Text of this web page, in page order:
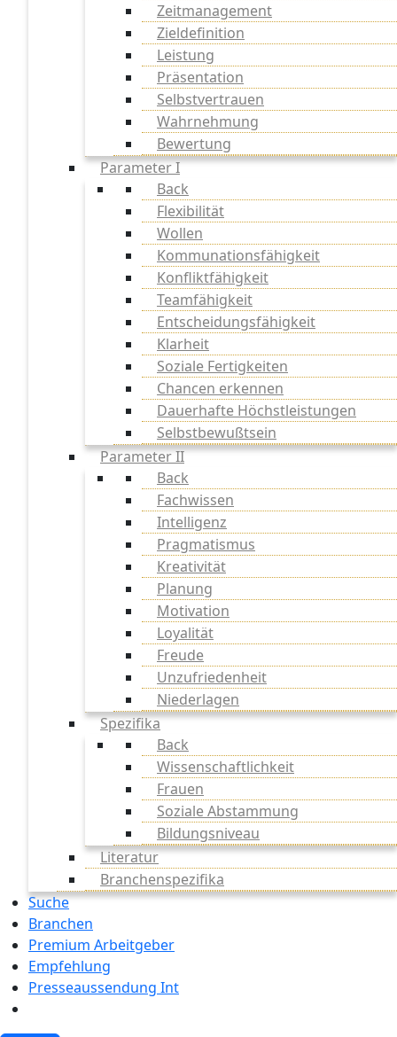
Zeitmanagement
Zieldefinition
Leistung
Präsentation
Selbstvertrauen
Wahrnehmung
Bewertung
Parameter I
Back
Flexibilität
Wollen
Kommunationsfähigkeit
Konfliktfähigkeit
Teamfähigkeit
Entscheidungsfähigkeit
Klarheit
Soziale Fertigkeiten
Chancen erkennen
Dauerhafte Höchstleistungen
Selbstbewußtsein
Parameter II
Back
Fachwissen
Intelligenz
Pragmatismus
Kreativität
Planung
Motivation
Loyalität
Freude
Unzufriedenheit
Niederlagen
Spezifika
Back
Wissenschaftlichkeit
Frauen
Soziale Abstammung
Bildungsniveau
Literatur
Branchenspezifika
Suche
Branchen
Premium Arbeitgeber
Empfehlung
Presseaussendung Int